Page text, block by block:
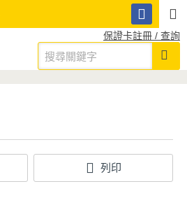
保證卡註冊 / 查詢
列印